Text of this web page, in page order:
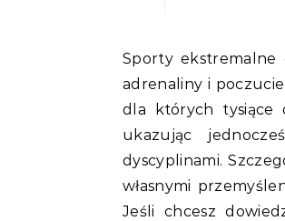
Sporty ekstremalne od lat fascynują ludzi silnymi emocjami, jakie wywołuje w nich skok
adrenaliny i
dla których tysiące
ukazując
dyscyplinami.
własnymi
Jeśli chcesz